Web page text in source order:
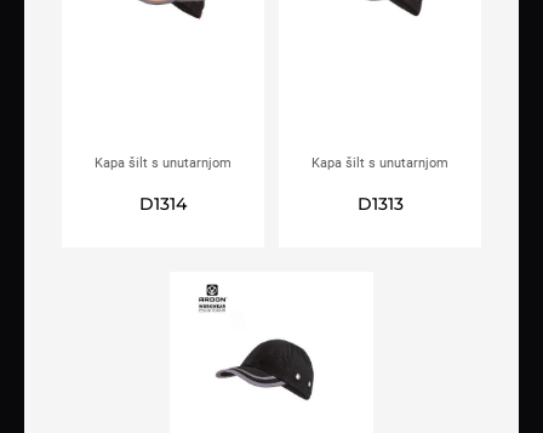
Kapa šilt s unutarnjom
hi-viz narančasta
D1314
Kapa šilt s unutarnjom
hi-viz žuta
D1313